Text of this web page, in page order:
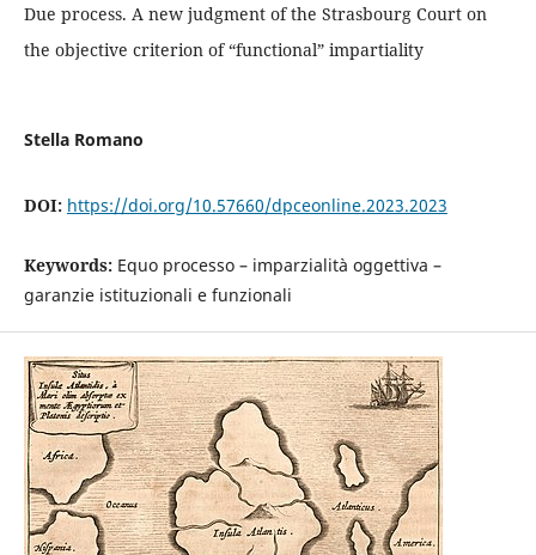
Due process. A new judgment of the Strasbourg Court on
the objective criterion of “functional” impartiality
Stella Romano
DOI: https://doi.org/10.57660/dpceonline.2023.2023
Keywords: Equo processo – imparzialità oggettiva –
garanzie istituzionali e funzionali